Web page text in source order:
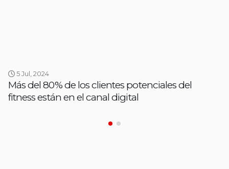
5 Jul, 2024
Más del 80% de los clientes potenciales del
fitness están en el canal digital